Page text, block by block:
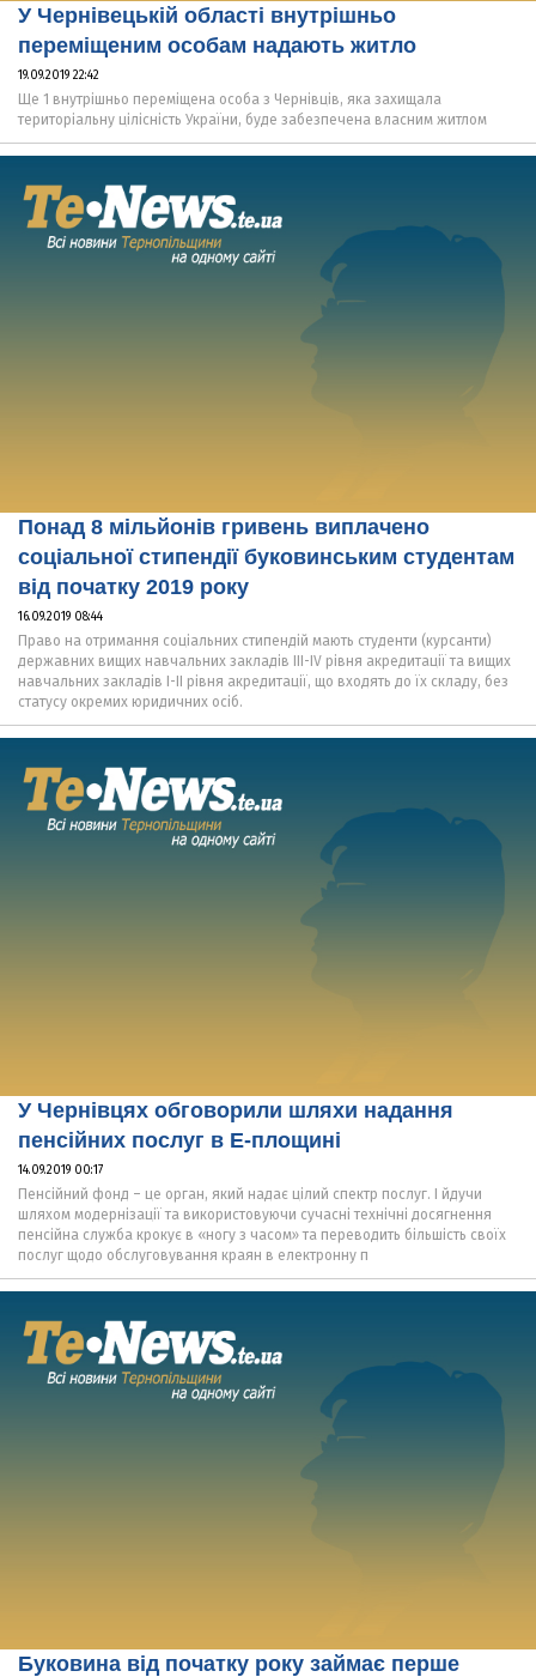
У Чернівецькій області внутрішньо
переміщеним особам надають житло
19.09.2019 22:42
Ще 1 внутрішньо переміщена особа з Чернівців, яка захищала
територіальну цілісність України, буде забезпечена власним житлом
Понад 8 мільйонів гривень виплачено
соціальної стипендії буковинським студентам
від початку 2019 року
16.09.2019 08:44
Право на отримання соціальних стипендій мають студенти (курсанти)
державних вищих навчальних закладів III-IV рівня акредитації та вищих
навчальних закладів I-II рівня акредитації, що входять до їх складу, без
статусу окремих юридичних осіб.
У Чернівцях обговорили шляхи надання
пенсійних послуг в Е-площині
14.09.2019 00:17
Пенсійний фонд – це орган, який надає цілий спектр послуг. І йдучи
шляхом модернізації та використовуючи сучасні технічні досягнення
пенсійна служба крокує в «ногу з часом» та переводить більшість своїх
послуг щодо обслуговування краян в електронну п
Буковина від початку року займає перше